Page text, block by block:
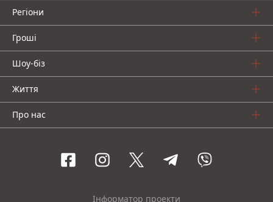
Регіони
Гроші
Шоу-біз
Життя
Про нас
Інформатор проекти